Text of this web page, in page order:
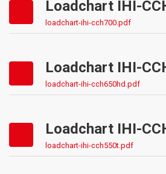
Loadchart IHI-
loadchart-ihi-cch700.pdf
Loadchart IHI-
loadchart-ihi-cch650hd.pdf
Loadchart IHI-
loadchart-ihi-cch550t.pdf